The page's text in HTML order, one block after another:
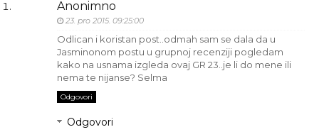
Anonimno
23. pro 2015. 09:25:00
Odlican i koristan post..odmah sam se dala da u
Jasminonom postu u grupnoj recenziji pogledam
kako na usnama izgleda ovaj GR 23..je li do mene ili
nema te nijanse? Selma
Odgovori
Odgovori